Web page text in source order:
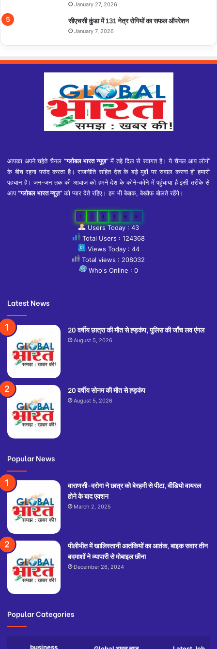
January 27, 2026
सीएचसी कुंडा में 131 नेत्र रोगियों का सफल ऑपरेशन
January 7, 2026
आपका अपने चहेते चैनल “ग्लोबल भारत न्यूज़”में तहे दिल से स्वागत है। ये चैनल आप लोगों
के बीच रहना पसंद करता है। राजनीति सहित देश के बड़े मुद्दों पर सवाल करना ही हमारी
पहचान है। जन-जन तक की आवाज को हमने देश के कोने-कोने में पहुंचाया है इसी तरीके से
आप“ग्लोबल भारत न्यूज़”को प्यार देते रहिए। हम भी बेबाक, बेखौफ बोलते रहेंगे।
1 2 4 3 6 8
Users Today : 43
Total Users : 124368
Views Today : 44
Total views : 208032
Who's Online : 0
Latest News
20 वर्षीय छात्रा की मौत से ह्ड़कंप, पुलिस की जाँच लव एंगल
August 5, 2026
20 वर्षीय सोनम की मौत से ह्ड़कंप
August 5, 2026
Popular News
वाराणसी-दरोगा ने छात्र को बेरहमी से पीटा, वीडियो वायरल
होने के बाद एक्शन
March 2, 2025
पीलीभीत में खालिस्तानी आतंकियों का आतंक, बाइक सवार तीन
बदमाशों ने व्यापारी से मोबाइल छीना
December 26, 2024
Popular Categories
business